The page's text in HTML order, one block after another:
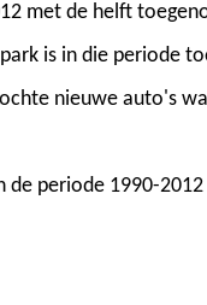
met de helft
is in die periode
nieuwe auto's
de periode 1990-